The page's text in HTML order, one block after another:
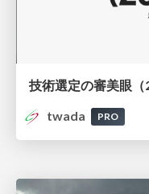
twada
PRO